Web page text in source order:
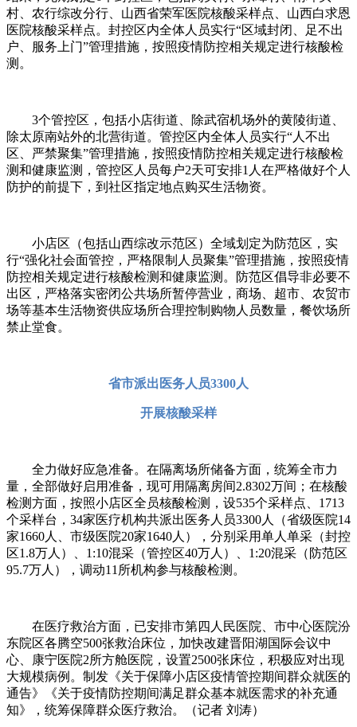
村、农行综改分行、山西省荣军医院核酸采样点、山西白求恩
医院核酸采样点。封控区内全体人员实行“区域封闭、足不出
户、服务上门”管理措施，按照疫情防控相关规定进行核酸检
测。
3个管控区，包括小店街道、除武宿机场外的黄陵街道、
除太原南站外的北营街道。管控区内全体人员实行“人不出
区、严禁聚集”管理措施，按照疫情防控相关规定进行核酸检
测和健康监测，管控区人员每户2天可安排1人在严格做好个人
防护的前提下，到社区指定地点购买生活物资。
小店区（包括山西综改示范区）全域划定为防范区，实
行“强化社会面管控，严格限制人员聚集”管理措施，按照疫情
防控相关规定进行核酸检测和健康监测。防范区倡导非必要不
出区，严格落实密闭公共场所暂停营业，商场、超市、农贸市
场等基本生活物资供应场所合理控制购物人员数量，餐饮场所
禁止堂食。
省市派出医务人员3300人
开展核酸采样
全力做好应急准备。在隔离场所储备方面，统筹全市力
量，全部做好启用准备，现可用隔离房间2.8302万间；在核酸
检测方面，按照小店区全员核酸检测，设535个采样点、1713
个采样台，34家医疗机构共派出医务人员3300人（省级医院14
家1660人、市级医院20家1640人），分别采用单人单采（封控
区1.8万人）、1:10混采（管控区40万人）、1:20混采（防范区
95.7万人），调动11所机构参与核酸检测。
在医疗救治方面，已安排市第四人民医院、市中心医院汾
东院区各腾空500张救治床位，加快改建晋阳湖国际会议中
心、康宁医院2所方舱医院，设置2500张床位，积极应对出现
大规模病例。制发《关于保障小店区疫情管控期间群众就医的
通告》《关于疫情防控期间满足群众基本就医需求的补充通
知》，统筹保障群众医疗救治。（记者 刘涛）